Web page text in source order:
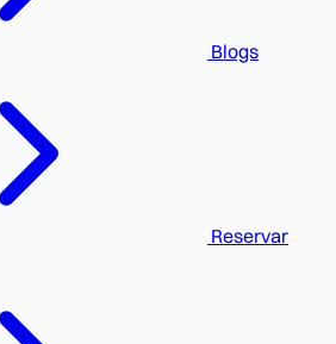
Blogs
Reservar